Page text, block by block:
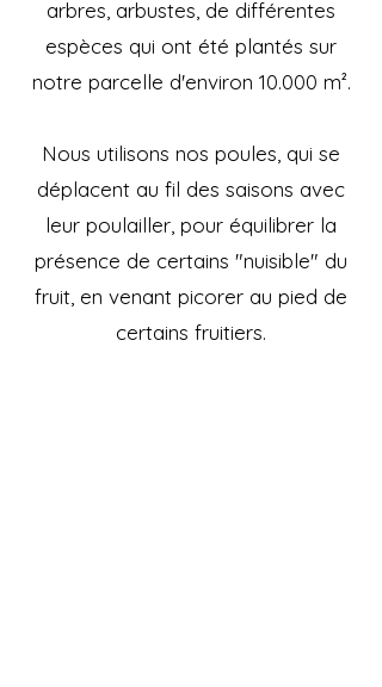
arbres, arbustes, de différentes
espèces qui ont été plantés sur
notre parcelle d'environ 10.000 m².
Nous utilisons nos poules, qui se
déplacent au fil des saisons avec
leur poulailler, pour équilibrer la
présence de certains "nuisible" du
fruit, en venant picorer au pied de
certains fruitiers.